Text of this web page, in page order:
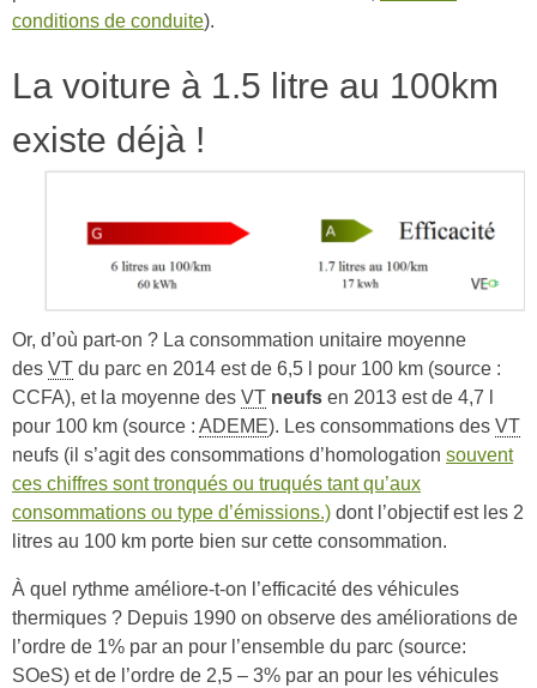
conditions de conduite).
La voiture à 1.5 litre au 100km
existe déjà !
Or, d’où part-on ? La consommation unitaire moyenne
des VT du parc en 2014 est de 6,5 l pour 100 km (source :
CCFA), et la moyenne des VT neufs en 2013 est de 4,7 l
pour 100 km (source : ADEME). Les consommations des VT
neufs (il s’agit des consommations d’homologation souvent
ces chiffres sont tronqués ou truqués tant qu’aux
consommations ou type d’émissions.) dont l’objectif est les 2
litres au 100 km porte bien sur cette consommation.
À quel rythme améliore-t-on l’efficacité des véhicules
thermiques ? Depuis 1990 on observe des améliorations de
l’ordre de 1% par an pour l’ensemble du parc (source:
SOeS) et de l’ordre de 2,5 – 3% par an pour les véhicules